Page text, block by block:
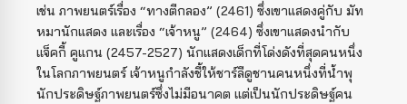
เช่น ภาพยนตร์เรื่อง “ทางตีกลอง” (2461) ซึ่งเขาแสดงคู่กับ มัท
หมานักแสดง และเรื่อง “เจ้าหนู” (2464) ซึ่งเขาแสดงนำกับ
แจ็คกี้ คูแกน (2457-2527) นักแสดงเด็กที่โด่งดังที่สุดคนหนึ่ง
ในโลกภาพยนตร์ เจ้าหนูกำลังชี้ให้ชาร์ลีดูชานคนหนึ่งที่น้ำพุ
นักประดิษฐ์ภาพยนตร์ซึ่งไม่มีอนาคต แต่เป็นนักประดิษฐ์คน